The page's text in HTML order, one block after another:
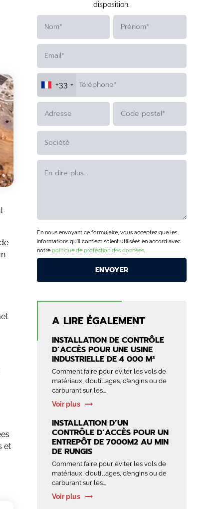
et
disposition.
+33
En nous envoyant ce formulaire, vous acceptez que les
informations qu'il contient soient utilisées en accord avec
notre politique de protection des données.
ALTERNATIVE:
A LIRE ÉGALEMENT
INSTALLATION DE CONTRÔLE
D’ACCÈS POUR UNE USINE
INDUSTRIELLE DE 4 000 M²
Comment faire pour éviter les vols de
matériaux, d’outillages, d’engins ou de
carburant sur les...
Voir plus
INSTALLATION D’UN
CONTRÔLE D’ACCÈS POUR UN
ENTREPÔT DE 7000M2 AU MIN
DE RUNGIS
Comment faire pour éviter les vols de
matériaux, d’outillages, d’engins ou de
carburant sur les...
Voir plus